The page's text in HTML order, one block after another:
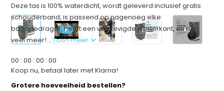
+7
Deze tas is 100% waterdicht, wordt geleverd inclusief gratis
schouderband, is passend op nagenoeg elke
bagagedrager, heeft een verstevigde achterkant, en nog
veel meer!...Toon meer
00 :00 :00 :00
Koop nu, betaal later met Klarna!
Grotere hoeveelheid bestellen?